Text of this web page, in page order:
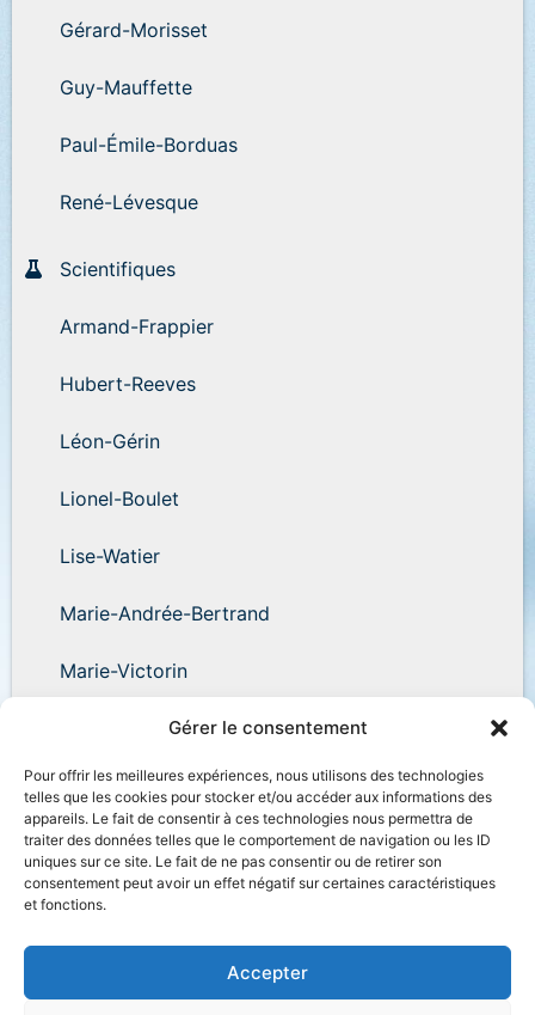
Gérer le consentement
Pour offrir les meilleures expériences, nous utilisons des technologies
telles que les cookies pour stocker et/ou accéder aux informations des
appareils. Le fait de consentir à ces technologies nous permettra de
traiter des données telles que le comportement de navigation ou les ID
uniques sur ce site. Le fait de ne pas consentir ou de retirer son
consentement peut avoir un effet négatif sur certaines caractéristiques
et fonctions.
Accepter
Gérard-Morisset
Guy-Mauffette
Paul-Émile-Borduas
René-Lévesque
Scientifiques
Armand-Frappier
Hubert-Reeves
Léon-Gérin
Lionel-Boulet
Lise-Watier
Marie-Andrée-Bertrand
Marie-Victorin
Wilder-Penfield
Accessibilité Plan du site Salle de presse
Nous joindre